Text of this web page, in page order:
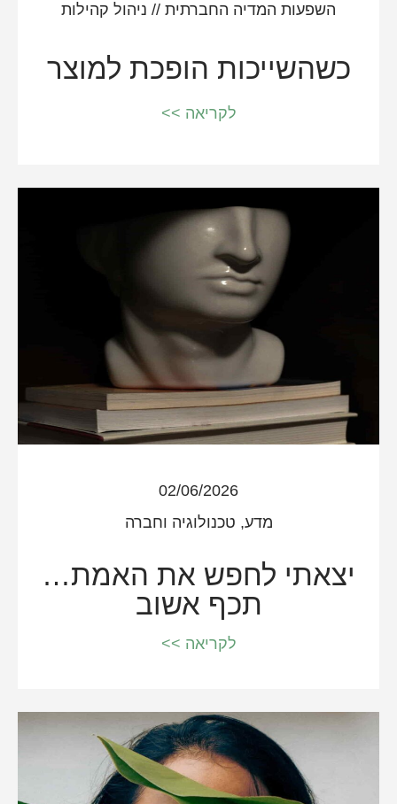
השפעות המדיה החברתית // ניהול קהילות
כשהשייכות הופכת למוצר
לקריאה >>
02/06/2026
מדע, טכנולוגיה וחברה
יצאתי לחפש את האמת…
תכף אשוב
לקריאה >>